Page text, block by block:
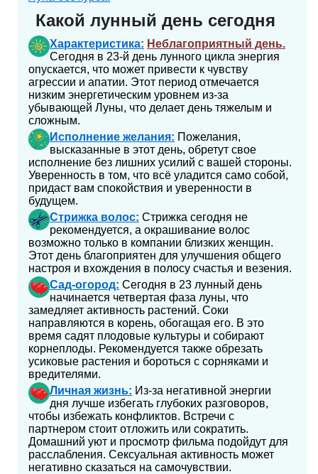
Какой лунный день сегодня
Характеристика: Неблагоприятный день.
Сегодня в 23-й день лунного цикла энергия
опускается, что может привести к чувству
агрессии и апатии. Этот период отмечается
низким энергетическим уровнем из-за
убывающей Луны, что делает день тяжелым и
сложным.
Исполнение желания: Пожелания,
высказанные в этот день, обретут свое
исполнение без лишних усилий с вашей стороны.
Уверенность в том, что всё уладится само собой,
придаст вам спокойствия и уверенности в
будущем.
Стрижка волос: Стрижка сегодня не
рекомендуется, а окрашивание волос
возможно только в компании близких женщин.
Этот день благоприятен для улучшения общего
настроя и вхождения в полосу счастья и везения.
Сад-огород: Сегодня в 23 лунный день
начинается четвертая фаза луны, что
замедляет активность растений. Соки
направляются в корень, обогащая его. В это
время садят плодовые культуры и собирают
корнеплоды. Рекомендуется также обрезать
усиковые растения и бороться с сорняками и
вредителями.
Личная жизнь: Из-за негативной энергии
дня лучше избегать глубоких разговоров,
чтобы избежать конфликтов. Встречи с
партнером стоит отложить или сократить.
Домашний уют и просмотр фильма подойдут для
расслабления. Сексуальная активность может
негативно сказаться на самочувствии.